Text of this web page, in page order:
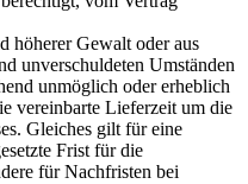
höherer Gewalt oder aus
unverschuldeten Umständen
unmöglich oder erheblich
vereinbarte Lieferzeit um die
Gleiches gilt für eine
Frist für die
für Nachfristen bei